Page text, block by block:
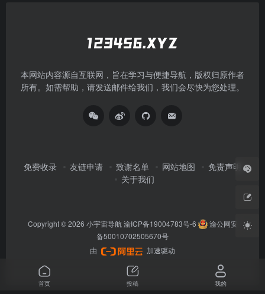
本网站内容源自互联网，旨在学习与便捷导航，版权归原作者
所有。如需帮助，请发送邮件给我们，我们会尽快为您处理。
免费收录 友链申请 致谢名单 网站地图
免责声明
关于我们
Copyright © 2026 小宇宙导航 渝ICP备19004783号-6
渝公网安
备50010702505670号
由
加速驱动
首页 投稿 我的